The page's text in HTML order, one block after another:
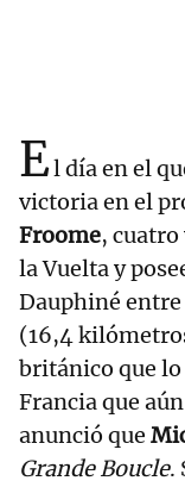
El día en el
victoria en el
Froome, cuatro
la Vuelta y
Dauphiné
(16,4
británico que lo
Francia que
anunció que
Grande Boucle.